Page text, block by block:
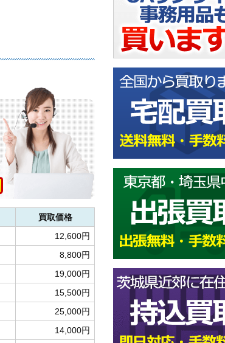
買取価格
12,600円
8,800円
19,000円
15,500円
25,000円
14,000円